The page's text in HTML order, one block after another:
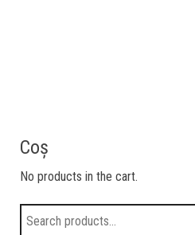
Coș
No products in the cart.